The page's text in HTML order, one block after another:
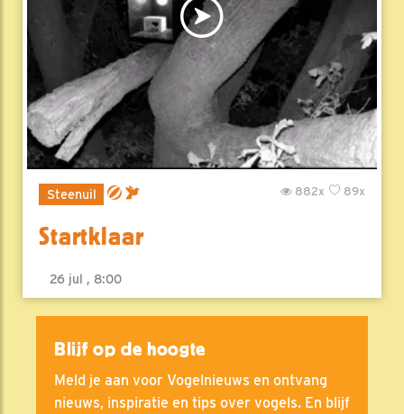
Steenuil 89x
882x
Startklaar
26 jul , 8:00
Blijf op de hoogte
Meld je aan voor Vogelnieuws en ontvang
nieuws, inspiratie en tips over vogels. En blijf